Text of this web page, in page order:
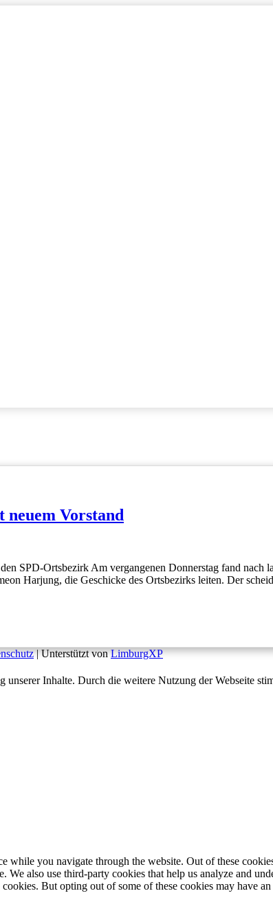
Vorstand
SPD-Ortsbezirk Am vergangenen Donnerstag fand
Harjung, die Geschicke des Ortsbezirks leiten. Der
| Unterstützt vonLimburgXP
unserer Inhalte. Durch die weitere Nutzung der Webseite
while you navigate through the website. Out of these
also use third-party cookies that help us analyze and
But opting out of some of these cookies may have